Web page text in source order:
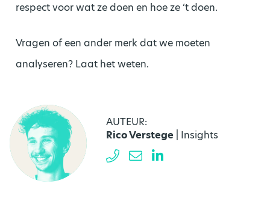
respect voor wat ze doen en hoe ze ‘t doen.
Vragen of een ander merk dat we moeten
analyseren? Laat het weten.
AUTEUR:
Rico Verstege | Insights